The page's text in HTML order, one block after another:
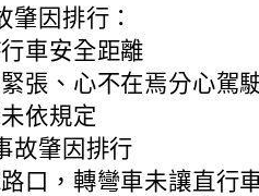
肇因排行：
車安全距離
張、心不在焉分心駕
依規定
故肇因排行
口，轉彎車未讓直行